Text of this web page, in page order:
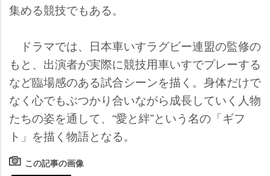
集める競技でもある。
ドラマでは、日本車いすラグビー連盟の監修の
もと、出演者が実際に競技用車いすでプレーする
など臨場感のある試合シーンを描く。身体だけで
なく心でもぶつかり合いながら成長していく人物
たちの姿を通して、“愛と絆”という名の「ギフ
ト」を描く物語となる。
この記事の画像